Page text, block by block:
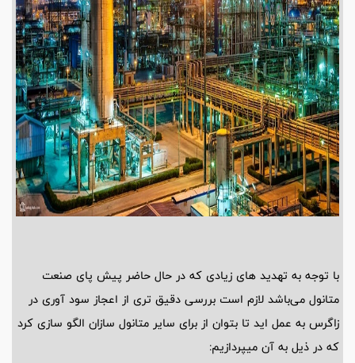
با توجه به تهدید های زیادی که در حال حاضر پیش پای صنعت
متانول می‌باشد لازم است بررسی دقیق تری از اعجاز سود آوری در
زاگرس به عمل اید تا بتوان از برای سایر متانول سازان الگو سازی کرد
که در ذیل به آن میپردازیم: